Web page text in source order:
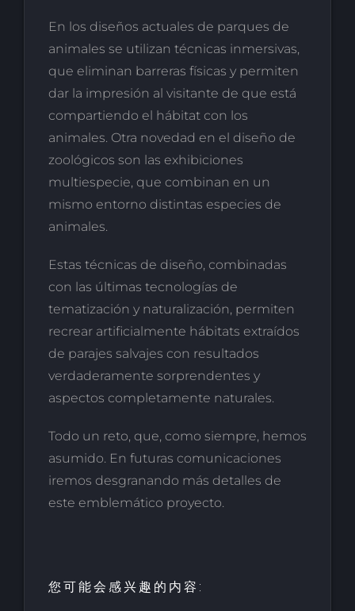
En los diseños actuales de parques de
animales se utilizan técnicas inmersivas,
que eliminan barreras físicas y permiten
dar la impresión al visitante de que está
compartiendo el hábitat con los
animales. Otra novedad en el diseño de
zoológicos son las exhibiciones
multiespecie, que combinan en un
mismo entorno distintas especies de
animales.
Estas técnicas de diseño, combinadas
con las últimas tecnologías de
tematización y naturalización, permiten
recrear artificialmente hábitats extraídos
de parajes salvajes con resultados
verdaderamente sorprendentes y
aspectos completamente naturales.
Todo un reto, que, como siempre, hemos
asumido. En futuras comunicaciones
iremos desgranando más detalles de
este emblemático proyecto.
您可能会感兴趣的内容: